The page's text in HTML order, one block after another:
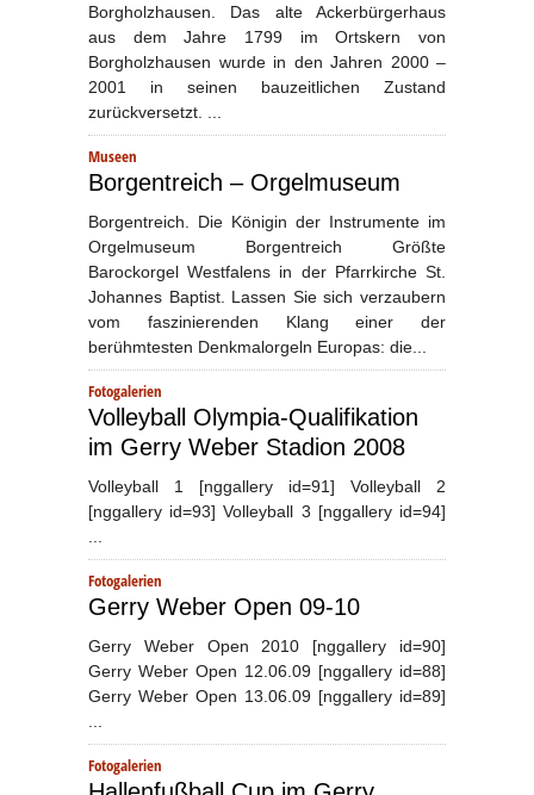
Borgholzhausen. Das alte Ackerbürgerhaus
aus dem Jahre 1799 im Ortskern von
Borgholzhausen wurde in den Jahren 2000 –
2001 in seinen bauzeitlichen Zustand
zurückversetzt. ...
Museen
Borgentreich – Orgelmuseum
Borgentreich. Die Königin der Instrumente im
Orgelmuseum Borgentreich Größte
Barockorgel Westfalens in der Pfarrkirche St.
Johannes Baptist. Lassen Sie sich verzaubern
vom faszinierenden Klang einer der
berühmtesten Denkmalorgeln Europas: die...
Fotogalerien
Volleyball Olympia-Qualifikation
im Gerry Weber Stadion 2008
Volleyball 1 [nggallery id=91] Volleyball 2
[nggallery id=93] Volleyball 3 [nggallery id=94]
Fotogalerien
Gerry Weber Open 09-10
Gerry Weber Open 2010 [nggallery id=90]
Gerry Weber Open 12.06.09 [nggallery id=88]
Gerry Weber Open 13.06.09 [nggallery id=89]
Fotogalerien